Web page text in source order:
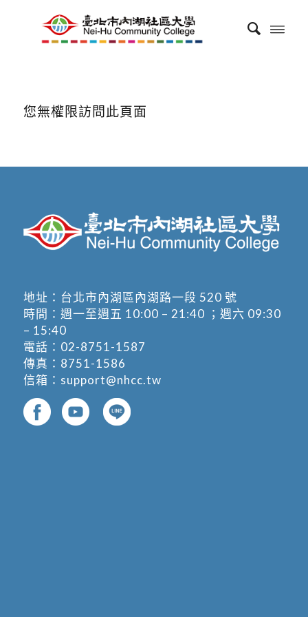
您無權限訪問此頁面
地址： 台北市內湖區內湖路一段 520 號
時間：週一至週五 10:00 – 21:40 ；週六 09:30
– 15:40
電話： 02-8751-1587
傳真：8751-1586
信箱： support@nhcc.tw